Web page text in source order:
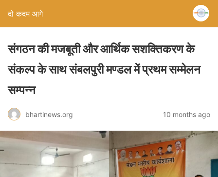
दो कदम आगे
संगठन की मजबूती और आर्थिक सशक्तिकरण के
संकल्प के साथ संबलपुरी मण्डल में प्रथम सम्मेलन
सम्पन्न
bhartinews.org 10 months ago